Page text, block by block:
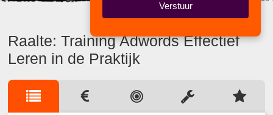
Raalte: Training Adwords Effectief
Leren in de Praktijk
Verstuur